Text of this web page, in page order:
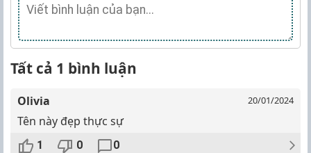
Tất cả 1 bình luận
Olivia 20/01/2024
Tên này đẹp thực sự
1 0 0